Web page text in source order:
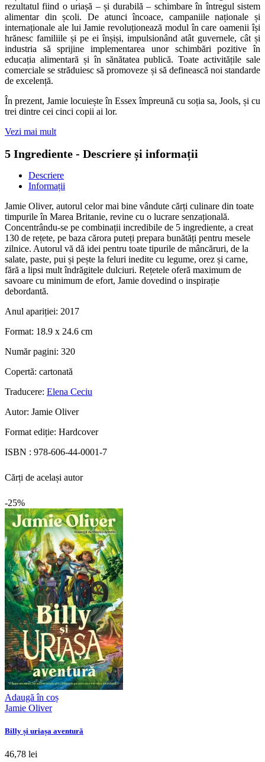
rezultatul fiind o uriașă – și durabilă – schimbare în întregul sistem
alimentar din școli. De atunci încoace, campaniile naționale și
internaționale ale lui Jamie revoluționează modul în care oamenii își
hrănesc familiile și pe ei înșiși, impulsionând atât guvernele, cât și
industria să sprijine implementarea unor schimbări pozitive în
educația alimentară și în sănătatea publică. Toate activitățile sale
comerciale se străduiesc să promoveze și să definească noi standarde
de excelență.
În prezent, Jamie locuiește în Essex împreună cu soția sa, Jools, și cu
trei dintre cei cinci copii ai lor.
Vezi mai mult
5 Ingrediente - Descriere și informații
Descriere
Informații
Jamie Oliver, autorul celor mai bine vândute cărți culinare din toate
timpurile în Marea Britanie, revine cu o lucrare senzațională.
Concentrându-se pe combinații incredibile de 5 ingrediente, a creat
130 de rețete, pe baza cărora puteți prepara bunătăți pentru mesele
zilnice. Autorul vă dă idei pentru toate tipurile de mâncăruri, de la
salate, paste, pui și pește la feluri inedite cu legume, orez și carne,
fără a lipsi mult îndrăgitele dulciuri. Rețetele oferă maximum de
savoare cu minimum de efort, Jamie dovedind o inspirație
debordantă.
Anul apariției: 2017
Format: 18.9 x 24.6 cm
Număr pagini: 320
Copertă: cartonată
Traducere: Elena Ceciu
Autor: Jamie Oliver
Format ediție: Hardcover
ISBN : 978-606-44-0001-7
Cărți de același autor
-25%
Adaugă în coș
Jamie Oliver
Billy și uriașa aventură
46,78 lei